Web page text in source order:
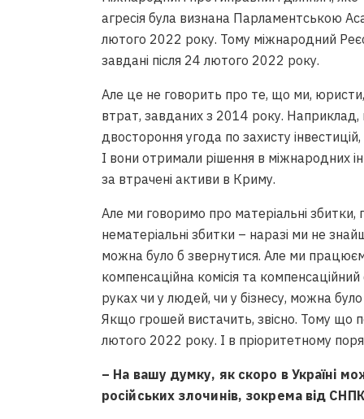
агресія була визнана Парламентською
лютого 2022 року. Тому міжнародний
завдані після 24 лютого 2022 року.
Але це не говорить про те, що ми,
втрат, завданих з 2014 року.
двостороння угода по захисту
І вони отримали рішення в міжнародних
за втрачені активи в Криму.
Але ми говоримо про матеріальні
нематеріальні збитки – наразі ми не
можна було б звернутися. Але ми
компенсаційна комісія та
руках чи у людей, чи у бізнесу, можна
Якщо грошей вистачить, звісно. Тому що
лютого 2022 року. І в пріоритетному
– На вашу думку, як скоро в Україні
російських злочинів, зокрема від СНПК